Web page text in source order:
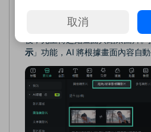
與圖像轉影片介面切換至「 起始
示」功能，AI 將根據畫面內容自動
取消